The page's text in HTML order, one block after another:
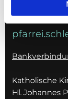
Katholische
Hl. Johannes